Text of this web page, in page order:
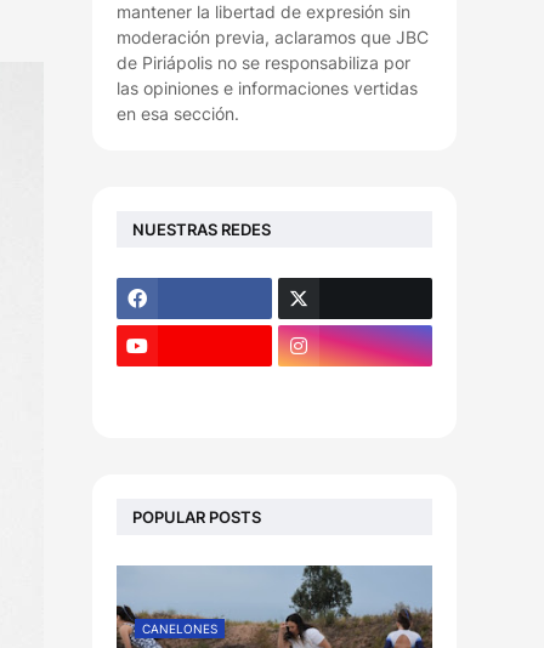
mantener la libertad de expresión sin
moderación previa, aclaramos que JBC
de Piriápolis no se responsabiliza por
las opiniones e informaciones vertidas
en esa sección.
NUESTRAS REDES
POPULAR POSTS
CANELONES